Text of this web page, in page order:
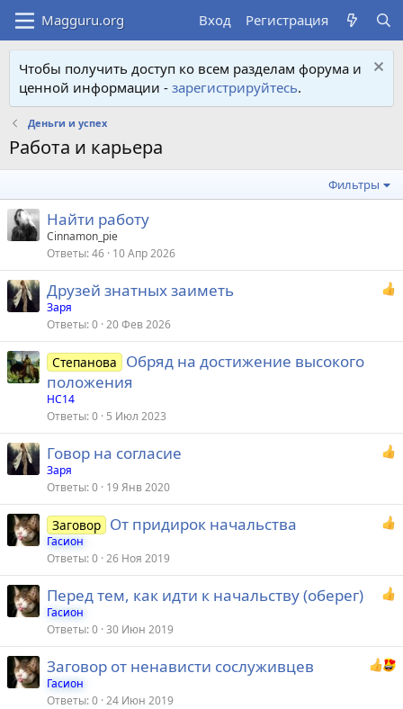
Вход Регистрация
Чтобы получить доступ ко всем разделам форума и
ценной информации - зарегистрируйтесь.
Деньги и успех
Работа и карьера
Фильтры
Найти работу
Cinnamon_pie
Ответы 46 10 Апр 2026
Друзей знатных заиметь
Заря
Ответы 0 20 Фев 2026
Степанова
Обряд на достижение высокого
положения
HC14
Ответы 0 5 Июл 2023
Говор на согласие
Заря
Ответы 0 19 Янв 2020
Заговор От придирок начальства
Гасион
Ответы 0 26 Ноя 2019
Перед тем, как идти к начальству (оберег)
Гасион
Ответы 0 30 Июн 2019
Заговор от ненависти сослуживцев
Гасион
Ответы 0 24 Июн 2019